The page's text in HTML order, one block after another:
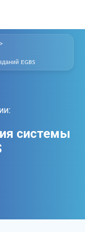
>
EGBS
системы